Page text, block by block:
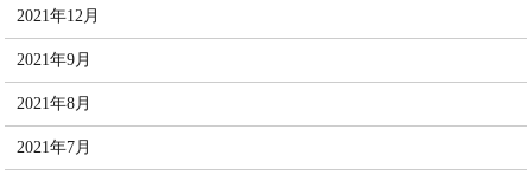
2021年12月
2021年9月
2021年8月
2021年7月